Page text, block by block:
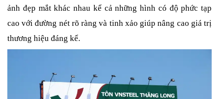
ảnh đẹp mắt khác nhau kể cả những hình có độ phức tạp
cao với đường nét rõ ràng và tinh xảo giúp nâng cao giá trị
thương hiệu đáng kể.